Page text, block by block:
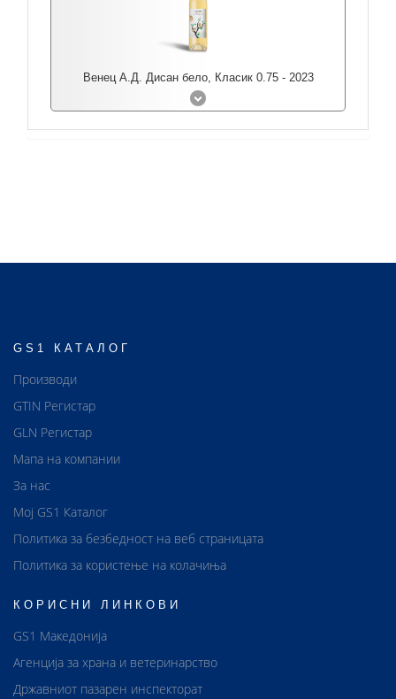
Венец А.Д. Дисан бело, Класик 0.75 - 2023
GS1 КАТАЛОГ
Производи
GTIN Регистар
GLN Регистар
Мапа на компании
За нас
Мој GS1 Каталог
Политика за безбедност на веб страницата
Политика за користење на колачиња
КОРИСНИ ЛИНКОВИ
GS1 Македонија
Агенција за храна и ветеринарство
Државниот пазарен инспекторат